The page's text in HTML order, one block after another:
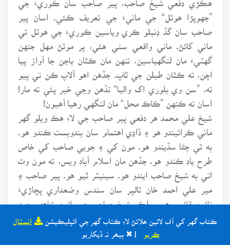
ڪتاب گهر کي آف لائين ھلائڻ لاءِ ڪتاب گهر جي ائپليڪيشن انسٽال
| ✖ ٻيھر نہ ڏيکاريو
”جهوپڙا هوٽل“ جي مانيءَ جي تعريف ڪئي. اسان پير
صاحب سان گڏ ڊنبلو ڪري وياسين ڪوريءَ جي هوٽل تي
ماني کائڻ. ماني واقعي سٺي هئي، پر موٽڻ مهل جنهن
گهٽيءَ مان لنگهياسين، تنهن مان ڪٿان باجن جا آواز پيا
اچن، ته ڪٿان طبلن جي ٿاپ. جڏهن اهو آلاپ ڪن تي پيو
ته، ”سن وي بلوري اک واليا“ تڏهن وڃي خبر پئي ته مار!
اسان ته ڪنهن ”ڪاڪ محل“ مان لنگهي رهيا آهيون!
شيخ علي محمد هر دفعي پير صاحب جي لاءِ هڪ ويلو گهر
ماني ڪرائيندو هو ۽ ڏاڍي اهتمام سان بندوبست ڪندو هو.
ٻه ٽي ڄڻا سڏيندو هو. مون کي ۽ جويي صاحب کي خاص
طرح ياد ڪندو هو. جڏهن مان اسلام آباد ويس، ته مون وٽ
اتي به شيخ صاحب ايندو هو. سينيٽر ٿيو هو. پير صاحب ۽
مير علي احمد خان ٽالپر سان سندس وضعداري پڇاڙيءَ
تائين قائم رهي. بلڪ، شيخ صاحب ۽ سائين شاهه محمد
محبت ٿي وئي. اسلام آباد ۾ وزير دفاع هو، ته اتان خط